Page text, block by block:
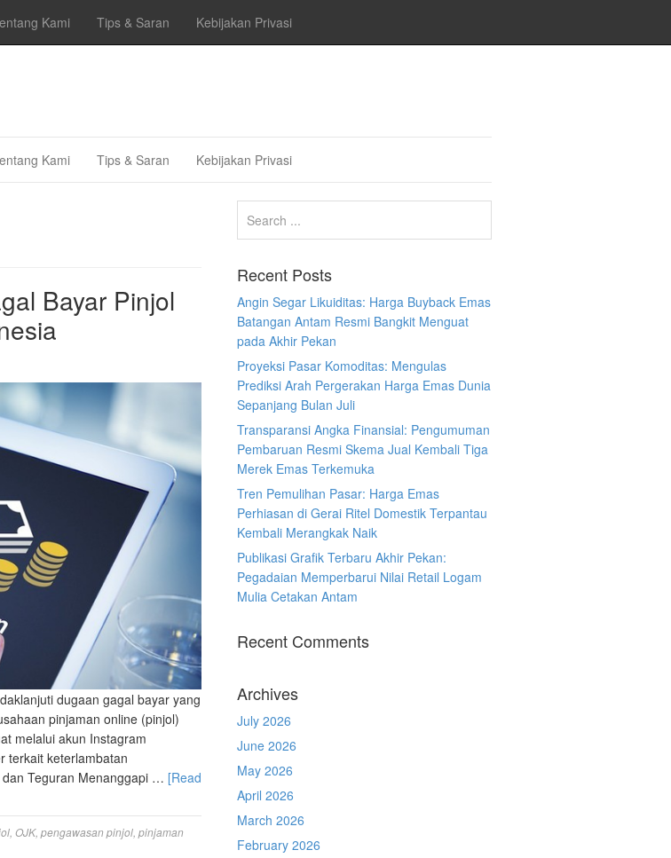
Kami Tips & Saran Kebijakan Privasi
Kami Tips & Saran Kebijakan Privasi
Bayar Pinjol
dugaan gagal bayar yang
pinjaman online (pinjol)
melalui akun Instagram
terkait keterlambatan
Teguran Menanggapi … [Read
OJK, pengawasan pinjol pinjaman
Recent Posts
Angin Segar Likuiditas: Harga Buyback Emas
Batangan Antam Resmi Bangkit Menguat
pada Akhir Pekan
Proyeksi Pasar Komoditas: Mengulas
Prediksi Arah Pergerakan Harga Emas Dunia
Sepanjang Bulan Juli
Transparansi Angka Finansial: Pengumuman
Pembaruan Resmi Skema Jual Kembali Tiga
Merek Emas Terkemuka
Tren Pemulihan Pasar: Harga Emas
Perhiasan di Gerai Ritel Domestik Terpantau
Kembali Merangkak Naik
Publikasi Grafik Terbaru Akhir Pekan:
Pegadaian Memperbarui Nilai Retail Logam
Mulia Cetakan Antam
Recent Comments
Archives
July 2026
June 2026
May 2026
April 2026
March 2026
February 2026